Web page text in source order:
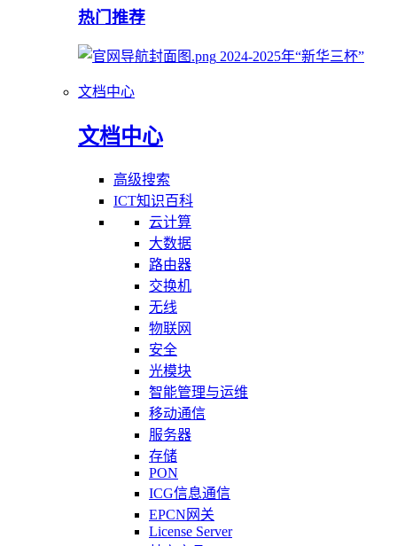
热门推荐
2024-2025年“新华三杯”
文档中心
文档中心
高级搜索
ICT知识百科
云计算
大数据
路由器
交换机
无线
物联网
安全
光模块
智能管理与运维
移动通信
服务器
存储
PON
ICG信息通信
EPCN网关
License Server